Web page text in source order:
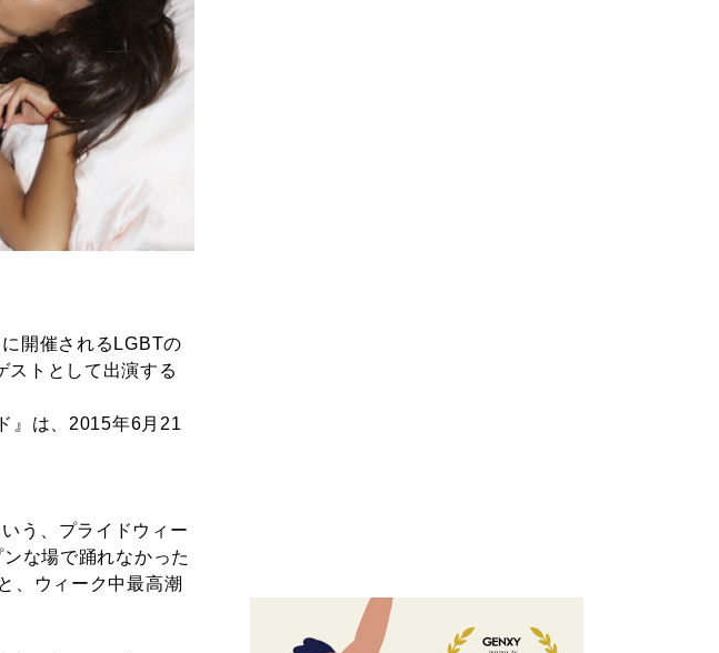
開催されるLGBTの
ストとして出演する
』は、2015年6月21
う、プライドウィー
な場で踊れなかった
、ウィーク中最高潮